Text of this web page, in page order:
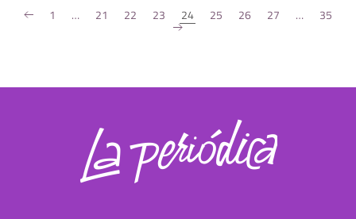
1 … 21 22 23 24 25 26 27 … 35